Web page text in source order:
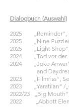
Dialogbuch (Auswahl)
2025
„Reminder",
2025
„Nine
2025
„Light
2024
„Tod vor der
2024
„Joko
and
2023
2023 „Yaratilan“
2022/23 „Big
​2022 „Abbott